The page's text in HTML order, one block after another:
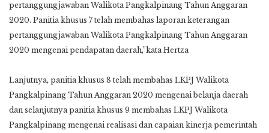
pertanggungjawaban Walikota Pangkalpinang Tahun Anggaran
2020. Panitia khusus 7 telah membahas laporan keterangan
pertanggungjawaban Walikota Pangkalpinang Tahun Anggaran
2020 mengenai pendapatan daerah,”kata Hertza
Lanjutnya, panitia khusus 8 telah membahas LKPJ Walikota
Pangkalpinang Tahun Anggaran 2020 mengenai belanja daerah
dan selanjutnya panitia khusus 9 membahas LKPJ Walikota
Pangkalpinang mengenai realisasi dan capaian kinerja pemerintah